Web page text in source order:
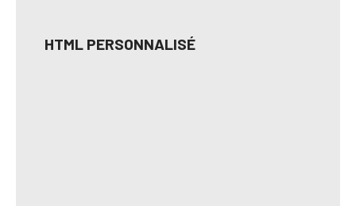
HTML PERSONNALISÉ